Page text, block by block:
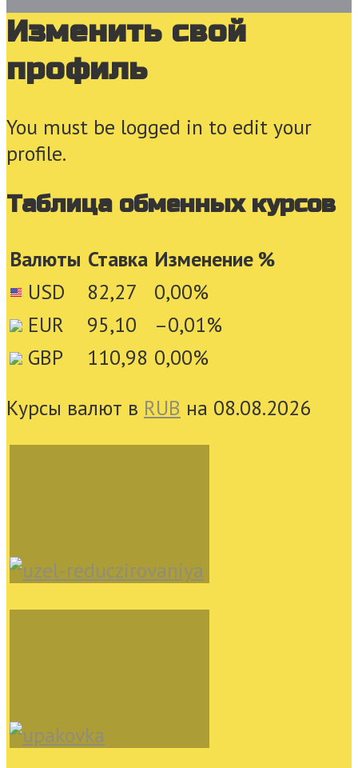
Изменить свой
профиль
You must be logged in to edit your
profile.
Таблица обменных курсов
Валюты Ставка Изменение %
USD
82,27 0,00%
EUR
95,10 –0,01%
GBP
110,98 0,00%
Курсы валют в RUB на 08.08.2026